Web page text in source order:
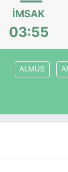
İMSAK
03:55
ALMUS